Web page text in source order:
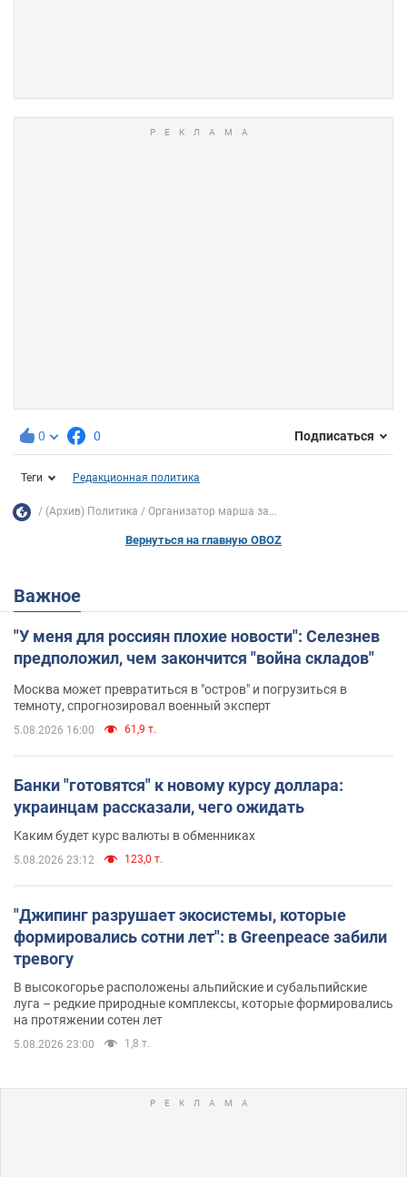
0 0 Подписаться
Теги Редакционная политика
(Архив) Политика Организатор марша за...
Вернуться на главную OBOZ
Важное
"У меня для россиян плохие новости": Селезнев
предположил, чем закончится "война складов"
Москва может превратиться в "остров" и погрузиться в
темноту, спрогнозировал военный эксперт
5.08.2026 16:00 61,9 т.
Банки "готовятся" к новому курсу доллара:
украинцам рассказали, чего ожидать
Каким будет курс валюты в обменниках
5.08.2026 23:12 123,0 т.
"Джипинг разрушает экосистемы, которые
формировались сотни лет": в Greenpeace забили
тревогу
В высокогорье расположены альпийские и субальпийские
луга – редкие природные комплексы, которые формировались
на протяжении сотен лет
5.08.2026 23:00 1,8 т.